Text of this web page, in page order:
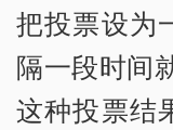
把投票设为
隔一段时间
这种投票结